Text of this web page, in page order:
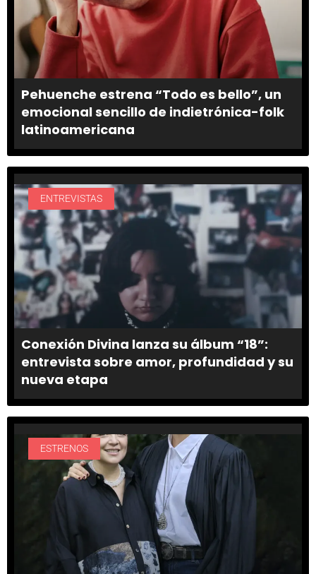
Pehuenche estrena “Todo es bello”, un
emocional sencillo de indietrónica-folk
latinoamericana
ENTREVISTAS
Conexión Divina lanza su álbum “18”:
entrevista sobre amor, profundidad y su
nueva etapa
ESTRENOS